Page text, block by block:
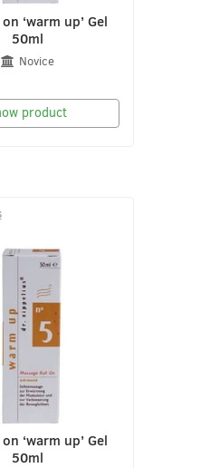
‘warm up’ Gel
50ml
Novice
product
‘warm up’ Gel
50ml